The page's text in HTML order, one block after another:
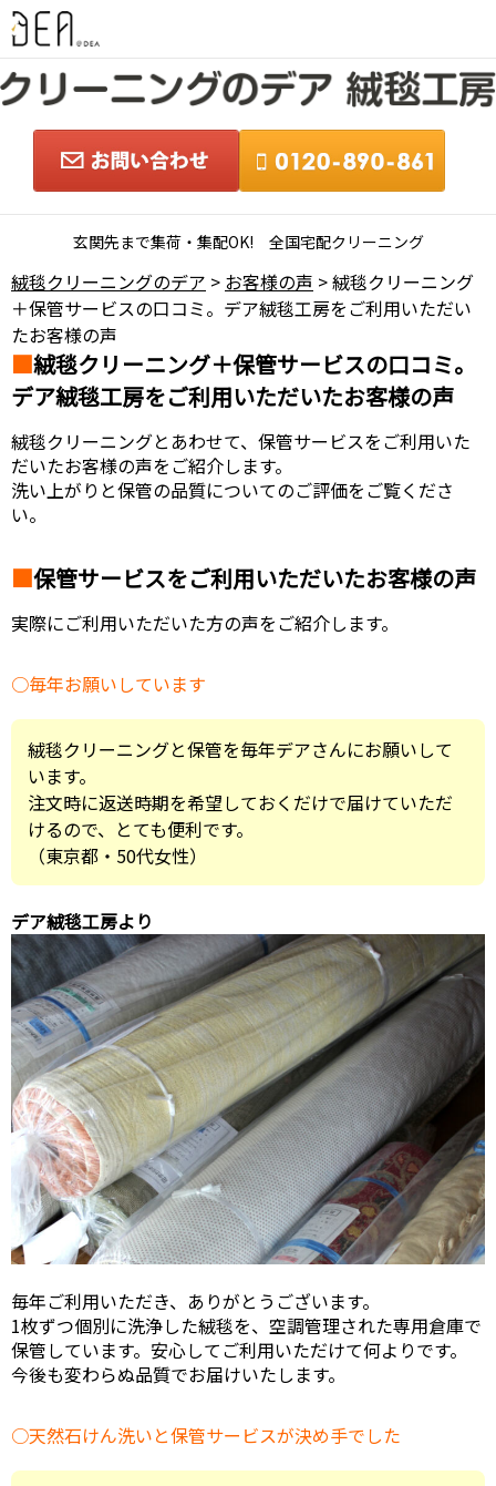
玄関先まで集荷・集配OK! 全国宅配クリーニング
絨毯クリーニングのデア > お客様の声 > 絨毯クリーニング
＋保管サービスの口コミ。デア絨毯工房をご利用いただい
たお客様の声
絨毯クリーニング＋保管サービスの口コミ。
デア絨毯工房をご利用いただいたお客様の声
絨毯クリーニングとあわせて、保管サービスをご利用いた
だいたお客様の声をご紹介します。
洗い上がりと保管の品質についてのご評価をご覧くださ
い。
保管サービスをご利用いただいたお客様の声
実際にご利用いただいた方の声をご紹介します。
毎年お願いしています
絨毯クリーニングと保管を毎年デアさんにお願いして
います。
注文時に返送時期を希望しておくだけで届けていただ
けるので、とても便利です。
（東京都・50代女性）
デア絨毯工房より
毎年ご利用いただき、ありがとうございます。
1枚ずつ個別に洗浄した絨毯を、空調管理された専用倉庫で
保管しています。安心してご利用いただけて何よりです。
今後も変わらぬ品質でお届けいたします。
天然石けん洗いと保管サービスが決め手でした